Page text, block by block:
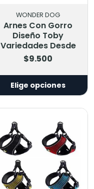
WONDER DOG
Arnes Con Gorro
Diseño Toby
Variedades Desde
$9.500
Elige opciones